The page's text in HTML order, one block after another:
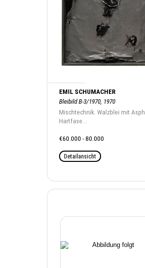
EMIL SCHUMACHER
Bleibild B-3/1970, 1970
Mischtechnik. Walzblei mit
Hartfase...
€60.000 - 80.000
Detailansicht